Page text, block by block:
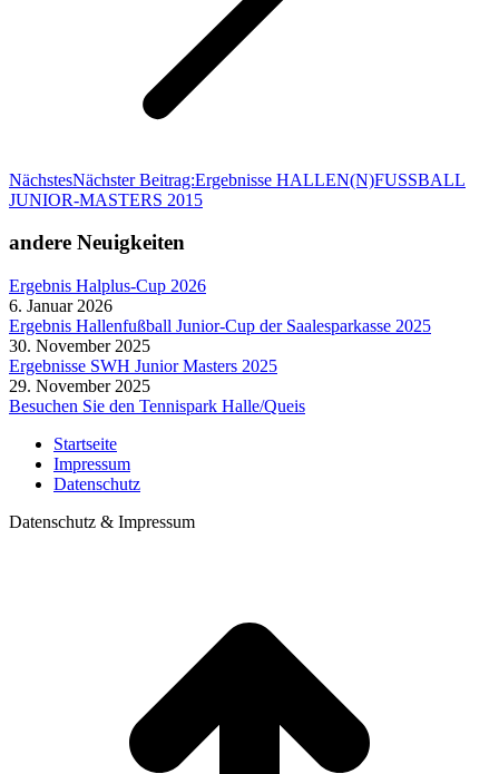
NächstesNächster Beitrag:Ergebnisse HALLEN(N)FUSSBALL
JUNIOR-MASTERS 2015
andere Neuigkeiten
Ergebnis Halplus-Cup 2026
6. Januar 2026
Ergebnis Hallenfußball Junior-Cup der Saalesparkasse 2025
30. November 2025
Ergebnisse SWH Junior Masters 2025
29. November 2025
Besuchen Sie den Tennispark Halle/Queis
Startseite
Impressum
Datenschutz
Datenschutz & Impressum